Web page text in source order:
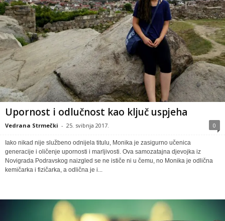
Upornost i odlučnost kao ključ uspjeha
Vedrana Strmečki - 25. svibnja 2017. 0
Iako nikad nije službeno odnijela titulu, Monika je zasigurno učenica
generacije i oličenje upornosti i marljivosti. Ova samozatajna djevojka iz
Novigrada Podravskog naizgled se ne ističe ni u čemu, no Monika je odlična
kemičarka i fizičarka, a odlična je i...